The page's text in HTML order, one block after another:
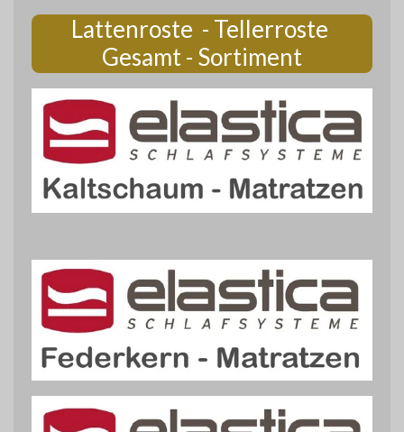
Lattenroste - Tellerroste
Gesamt - Sortiment